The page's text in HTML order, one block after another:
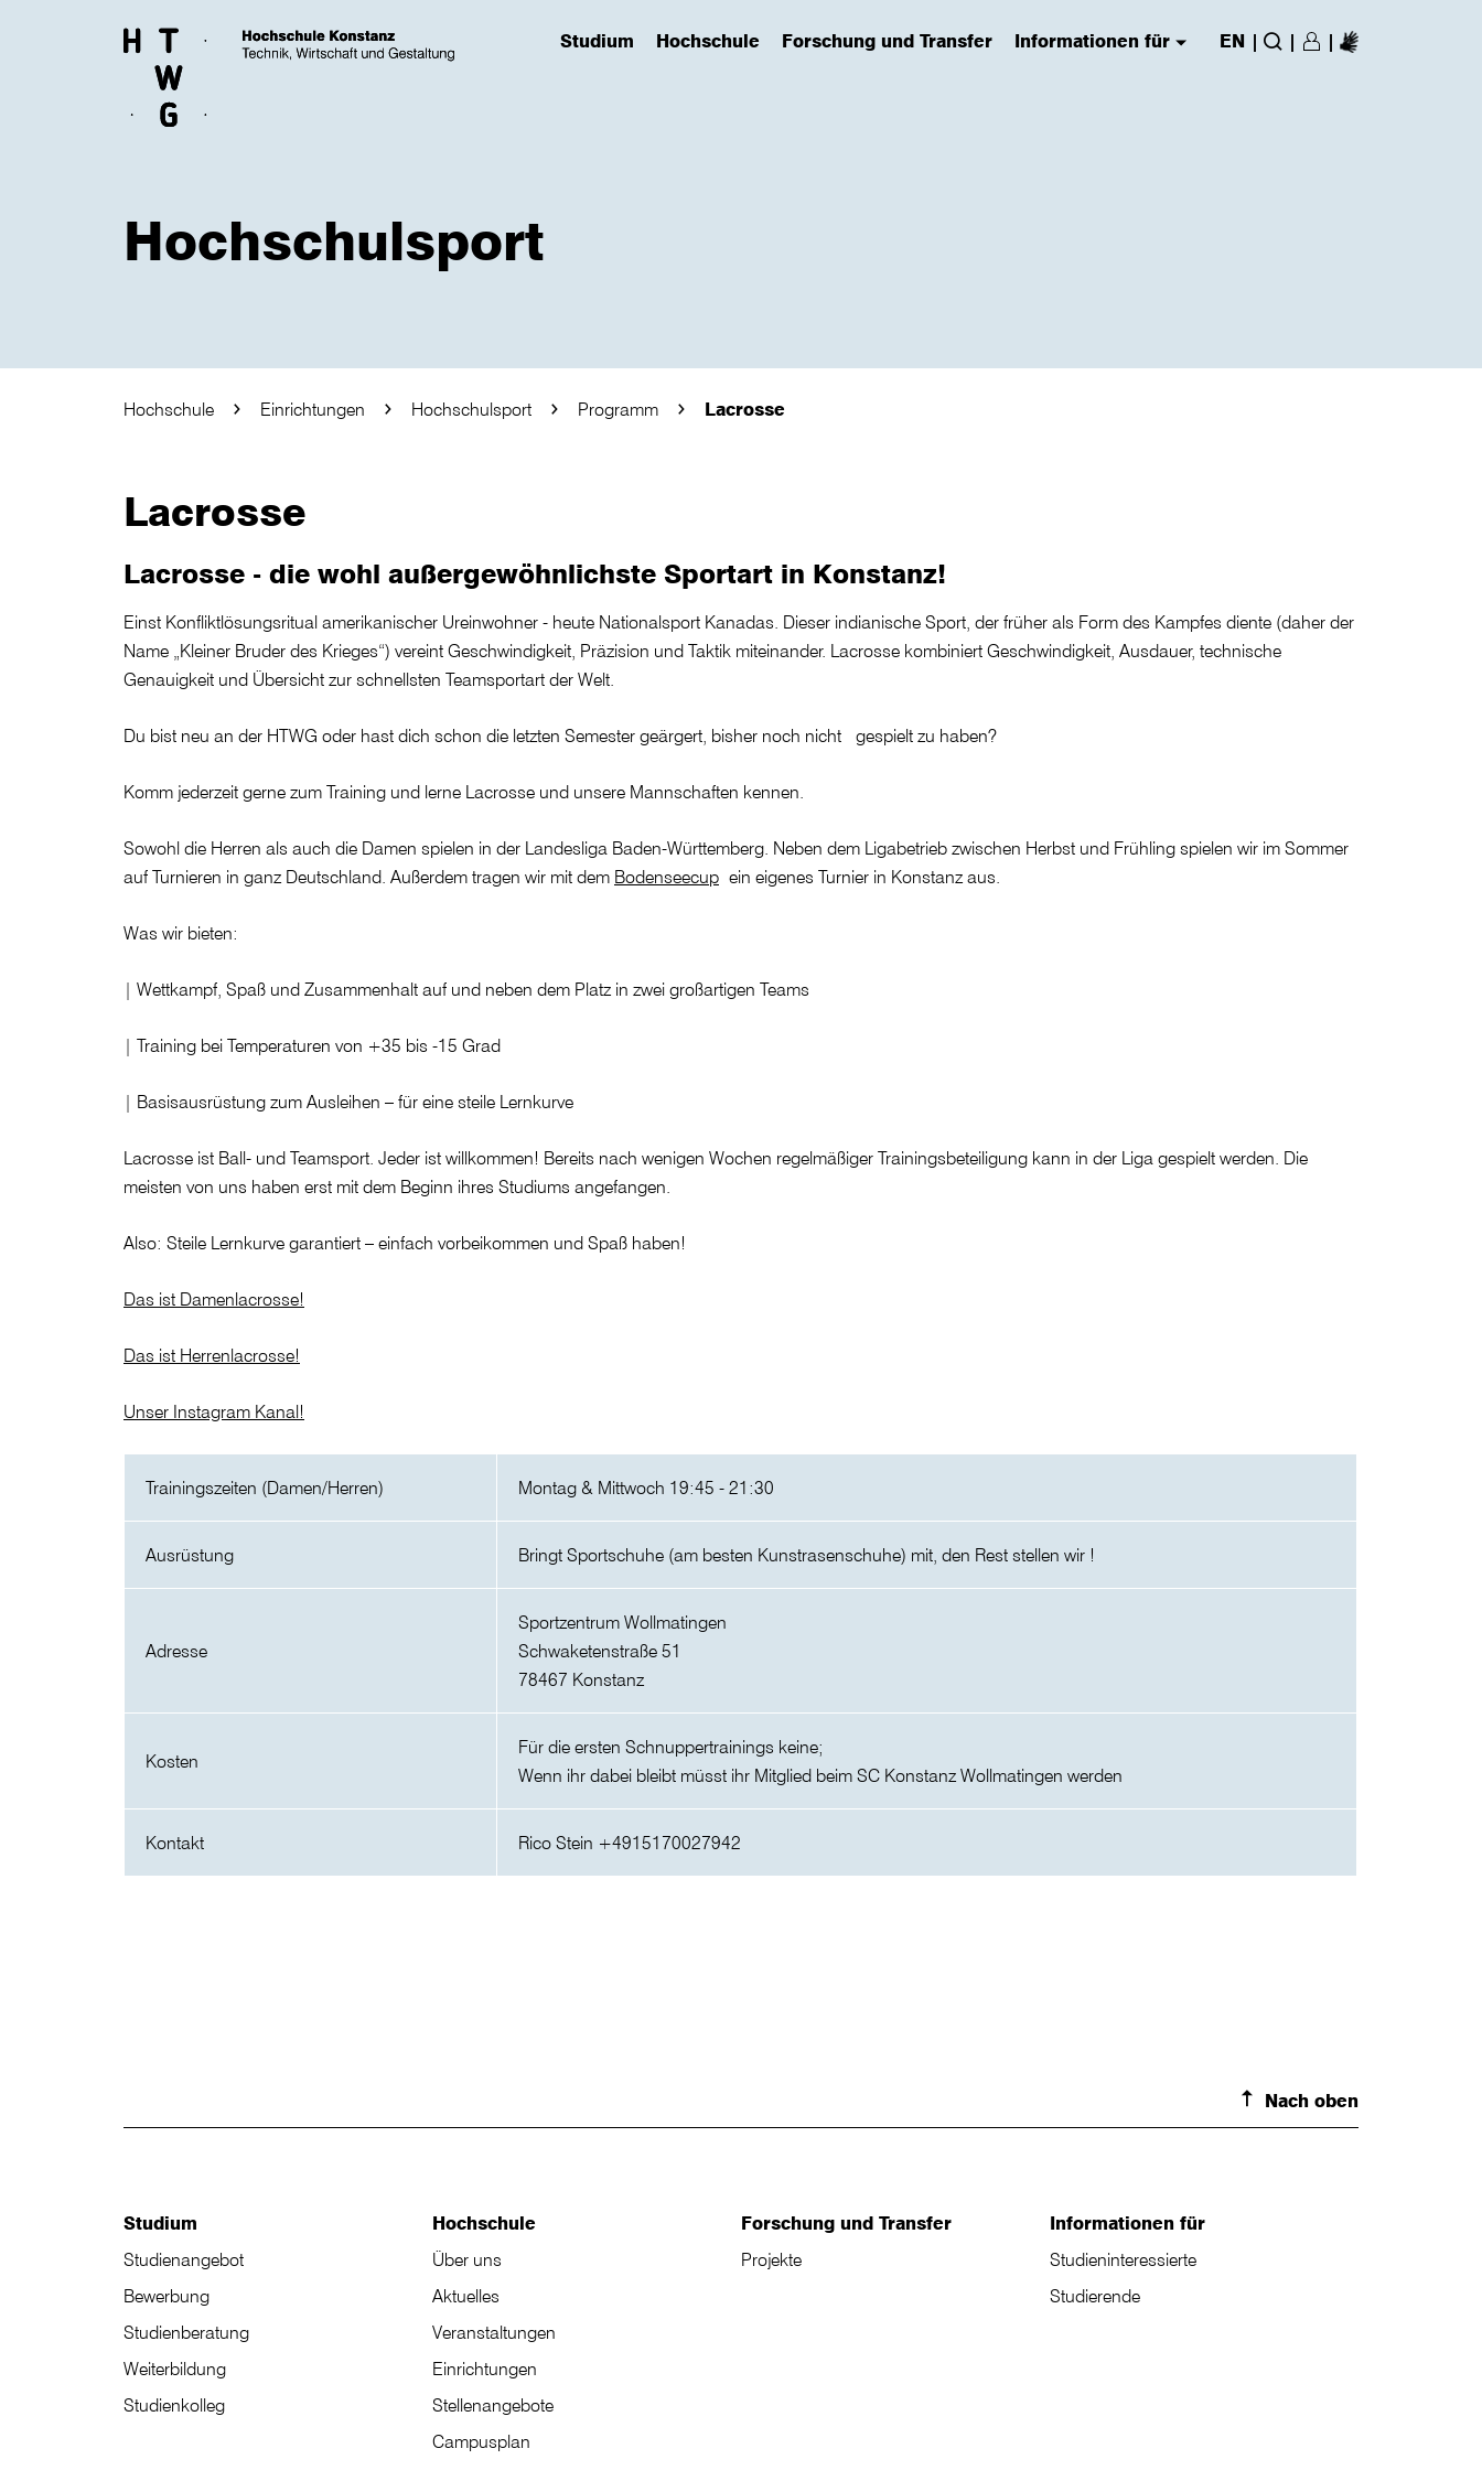
Studium
(has submenu)Hochschule
(has submenu)Forschung und Transfer
(has submenu) Informationen für
(has submenu) EN | Suche
| Login/Register
|
Hochschulsport
Hochschule Einrichtungen Hochschulsport Programm Lacrosse
Lacrosse
Lacrosse - die wohl außergewöhnlichste Sportart in Konstanz!
Einst Konfliktlösungsritual amerikanischer Ureinwohner - heute Nationalsport Kanadas. Dieser indianische Sport, der früher als Form des Kampfes diente (daher der
Name „Kleiner Bruder des Krieges“) vereint Geschwindigkeit, Präzision und Taktik miteinander. Lacrosse kombiniert Geschwindigkeit, Ausdauer, technische
Genauigkeit und Übersicht zur schnellsten Teamsportart der Welt.
Du bist neu an der HTWG oder hast dich schon die letzten Semester geärgert, bisher noch nicht gespielt zu haben?
Komm jederzeit gerne zum Training und lerne Lacrosse und unsere Mannschaften kennen.
Sowohl die Herren als auch die Damen spielen in der Landesliga Baden-Württemberg. Neben dem Ligabetrieb zwischen Herbst und Frühling spielen wir im Sommer
auf Turnieren in ganz Deutschland. Außerdem tragen wir mit dem Bodenseecup ein eigenes Turnier in Konstanz aus.
Was wir bieten:
| Wettkampf, Spaß und Zusammenhalt auf und neben dem Platz in zwei großartigen Teams
| Training bei Temperaturen von +35 bis -15 Grad
| Basisausrüstung zum Ausleihen – für eine steile Lernkurve
Lacrosse ist Ball- und Teamsport. Jeder ist willkommen! Bereits nach wenigen Wochen regelmäßiger Trainingsbeteiligung kann in der Liga gespielt werden. Die
meisten von uns haben erst mit dem Beginn ihres Studiums angefangen.
Also: Steile Lernkurve garantiert – einfach vorbeikommen und Spaß haben!
Das ist Damenlacrosse!
Das ist Herrenlacrosse!
Unser Instagram Kanal!
Trainingszeiten (Damen/Herren) Montag & Mittwoch 19:45 - 21:30
Ausrüstung Bringt Sportschuhe (am besten Kunstrasenschuhe) mit, den Rest stellen wir !
Adresse
Sportzentrum Wollmatingen
Schwaketenstraße 51
78467 Konstanz
Kosten
Für die ersten Schnuppertrainings keine;
Wenn ihr dabei bleibt müsst ihr Mitglied beim SC Konstanz Wollmatingen werden
Kontakt Rico Stein +4915170027942
Nach oben
Studium
Studienangebot
Bewerbung
Studienberatung
Weiterbildung
Studienkolleg
Hochschule
Über uns
Aktuelles
Veranstaltungen
Einrichtungen
Stellenangebote
Campusplan
Forschung und Transfer
Projekte
Informationen für
Studieninteressierte
Studierende